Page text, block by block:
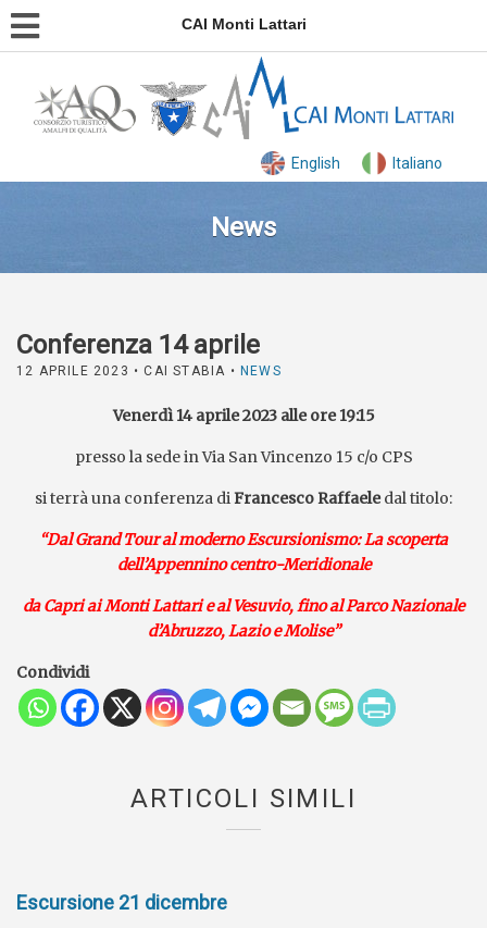
CAI Monti Lattari
English Italiano
News
Conferenza 14 aprile
12 APRILE 2023 • CAI STABIA •NEWS
Venerdì 14 aprile 2023 alle ore 19:15
presso la sede in Via San Vincenzo 15 c/o CPS
si terrà una conferenza di Francesco Raffaeledal titolo:
“Dal Grand Tour al moderno Escursionismo: La scoperta
dell’Appennino centro-Meridionale
da Capri ai Monti Lattari e al Vesuvio, fino al Parco Nazionale
d’Abruzzo, Lazio e Molise”
Condividi
ARTICOLI SIMILI
Escursione 21 dicembre